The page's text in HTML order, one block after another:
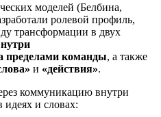
моделей (Белбина,
ролевой профиль,
трансформации в двух
пределами команды, а также
и «действия».
коммуникацию внутри
и словах: